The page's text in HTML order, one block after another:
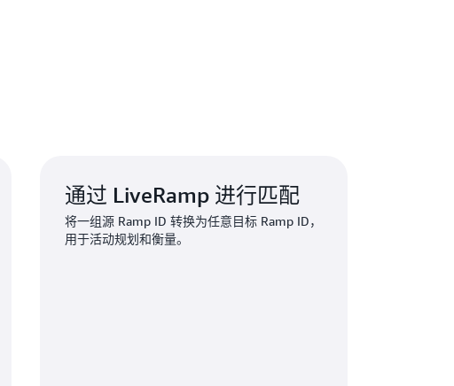
通过 LiveRamp 进行匹配
将一组源 Ramp ID 转换为任意目标 Ramp ID，
用于活动规划和衡量。